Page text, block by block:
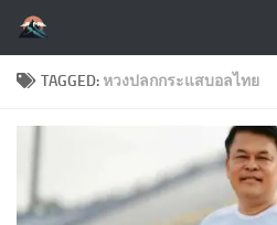
Skip to content
TAGGED: หวงปลกกระแสบอลไทย